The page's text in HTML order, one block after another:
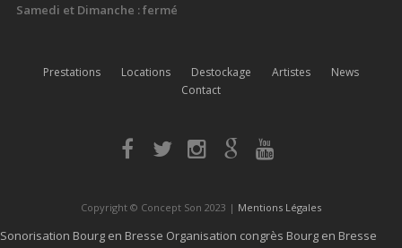
Samedi et Dimanche : fermé
Prestations Locations Destockage Artistes
News
Contact
Copyright © Concept Son 2023 | Mentions Légales
Sonorisation Bourg en Bresse Organisation congrès Bourg en Bresse